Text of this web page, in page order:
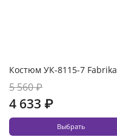
Костюм УК-8115-7 Fabrika
5 560 ₽
4 633 ₽
Выбрать